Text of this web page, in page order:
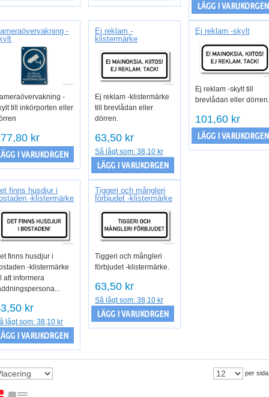
LÄGG I VARUKORGEN
-
-
till inkörporten eller
kr
I VARUKORGEN
Ej reklam -
klistermärke
Ej reklam -klistermärke
till brevlådan eller
dörren.
63,50 kr
Så lågt som: 38,10 kr
LÄGG I VARUKORGEN
Ej reklam -skylt
Ej reklam -skylt till
brevlådan eller dörren.
101,60 kr
LÄGG I VARUKORGEN
finns husdjur i
-klistermärke
finns husdjur i
-klistermärke
att informera
kr
lågt som: 38,10 kr
I VARUKORGEN
Tiggeri och mångleri
förbjudet -klistermärke
Tiggeri och mångleri
förbjudet -klistermärke.
63,50 kr
Så lågt som: 38,10 kr
LÄGG I VARUKORGEN
per sida